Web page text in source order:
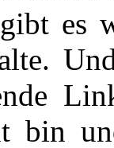
es
bin